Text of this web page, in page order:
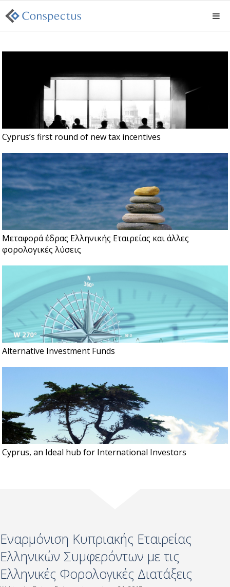
Cyprus’s first round of new tax incentives
Μεταφορά έδρας Ελληνικής Εταιρείας και άλλες
φορολογικές λύσεις
Alternative Investment Funds
Cyprus, an Ideal hub for International Investors
Εναρμόνιση Κυπριακής Εταιρείας
Ελληνικών Συμφερόντων με τις
Ελληνικές Φορολογικές Διατάξεις